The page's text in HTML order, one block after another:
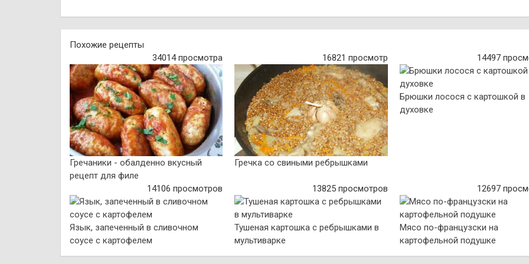
Похожие рецепты
34014 просмотра
Гречаники - обалденно вкусный
рецепт для филе
16821 просмотр
Гречка со свиными ребрышками
14497
Брюшки лосося с картошкой в
духовке
14106 просмотров
Язык, запеченный в сливочном
соусе с картофелем
13825 просмотров
Тушеная картошка с ребрышками в
мультиварке
12697
Мясо по-французски на
картофельной подушке